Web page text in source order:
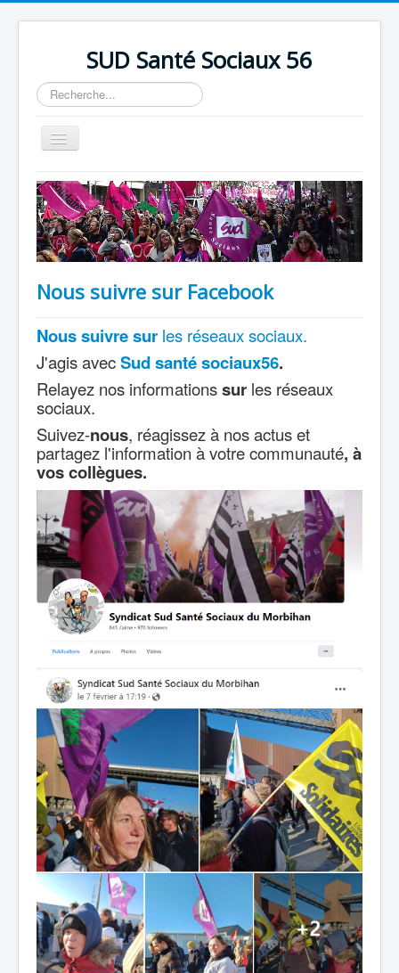
SUD Santé Sociaux 56
Rechercher
Basculer
la
Accueil
Présentation
Nos bureaux
Adhésion
Outils
Nous suivre sur Facebook
Noussuivresur les réseaux sociaux.
J'agis avecSud santé sociaux56.
Relayez nos informationssur les réseaux
sociaux.
Suivez-nous, réagissez à nos actus et
partagez l'information à votre communauté, à
vos collègues.